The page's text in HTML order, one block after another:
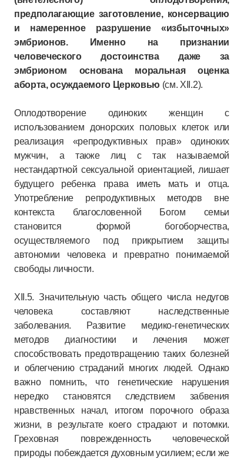
предполагающие заготовление, консервацию
и намеренное разрушение «избыточных»
эмбрионов. Именно на признании
человеческого достоинства даже за
эмбрионом основана моральная оценка
аборта, осуждаемого Церковью (см. ХII.2).
Оплодотворение одиноких женщин с
использованием донорских половых клеток или
реализация «репродуктивных прав» одиноких
мужчин, а также лиц с так называемой
нестандартной сексуальной ориентацией, лишает
будущего ребенка права иметь мать и отца.
Употребление репродуктивных методов вне
контекста благословенной Богом семьи
становится формой богоборчества,
осуществляемого под прикрытием защиты
автономии человека и превратно понимаемой
свободы личности.
XII.5. Значительную часть общего числа недугов
человека составляют наследственные
заболевания. Развитие медико-генетических
методов диагностики и лечения может
способствовать предотвращению таких болезней
и облегчению страданий многих людей. Однако
важно помнить, что генетические нарушения
нередко становятся следствием забвения
нравственных начал, итогом порочного образа
жизни, в результате коего страдают и потомки.
Греховная поврежденность человеческой
природы побеждается духовным усилием; если же